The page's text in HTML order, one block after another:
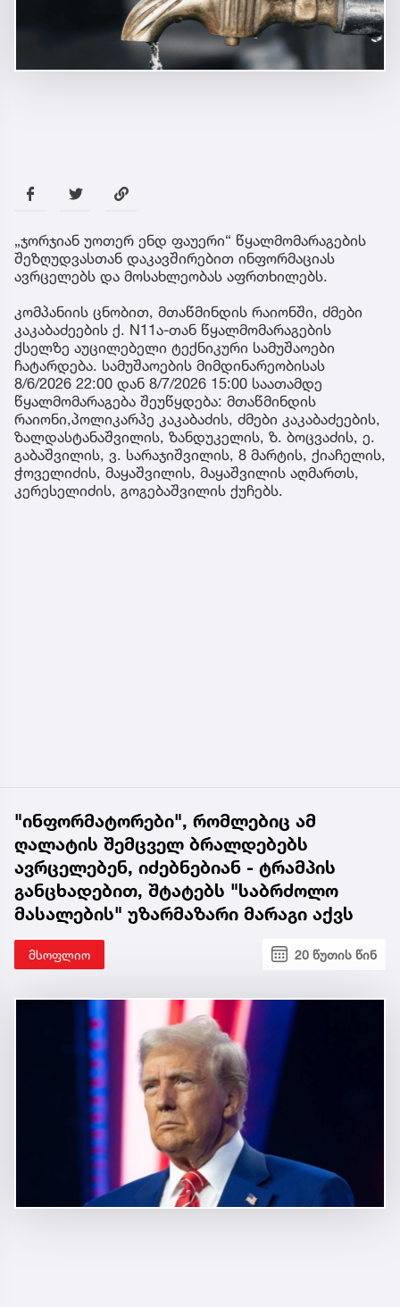
„ჯორჯიან უოთერ ენდ ფაუერი“ წყალმომარაგების
შეზღუდვასთან დაკავშირებით ინფორმაციას
ავრცელებს და მოსახლეობას აფრთხილებს.
კომპანიის ცნობით, მთაწმინდის რაიონში, ძმები
კაკაბაძეების ქ. N11ა-თან წყალმომარაგების
ქსელზე აუცილებელი ტექნიკური სამუშაოები
ჩატარდება. სამუშაოების მიმდინარეობისას
8/6/2026 22:00 დან 8/7/2026 15:00 საათამდე
წყალმომარაგება შეუწყდება: მთაწმინდის
რაიონი,პოლიკარპე კაკაბაძის, ძმები კაკაბაძეების,
ზალდასტანაშვილის, ზანდუკელის, ზ. ბოცვაძის, ე.
გაბაშვილის, ვ. სარაჯიშვილის, 8 მარტის, ქიაჩელის,
ჭოველიძის, მაყაშვილის, მაყაშვილის აღმართს,
კერესელიძის, გოგებაშვილის ქუჩებს.
"ინფორმატორები", რომლებიც ამ
ღალატის შემცველ ბრალდებებს
ავრცელებენ, იძებნებიან - ტრამპის
განცხადებით, შტატებს "საბრძოლო
მასალების" უზარმაზარი მარაგი აქვს
მსოფლიო 20 წუთის წინ